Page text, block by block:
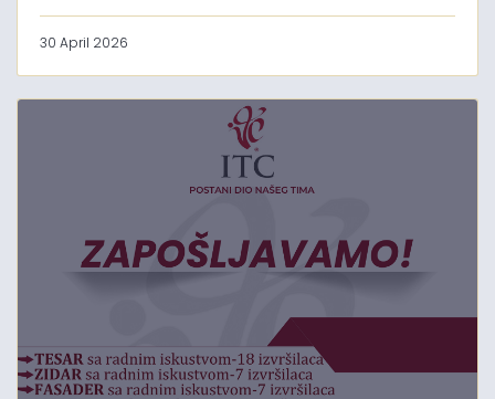
30 April 2026